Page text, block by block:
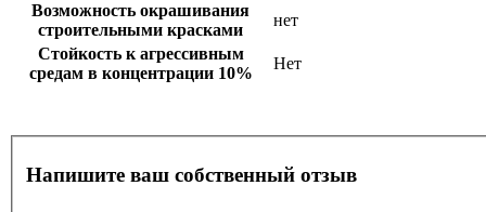
Возможность окрашивания
строительными красками
нет
Стойкость к агрессивным
средам в концентрации 10%
Нет
Напишите ваш собственный отзыв